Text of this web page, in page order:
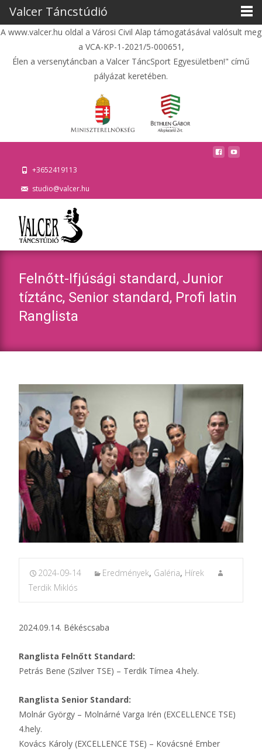
A www.valcer.hu oldal a Városi Civil Alap támogatásával valósult meg
a VCA-KP-1-2021/5-000651,
Élen a versenytáncban a Valcer TáncSport Egyesületben!" című
pályázat keretében.
+3652419113
studio@valcer.hu
Felnőtt-Ifjúsági standard, Junior
tíztánc, Senior standard, Profi latin
Ranglista
2024-09-14 Eredmények, Galéria, Hírek
Terdik Miklós
2024.09.14. Békéscsaba
Ranglista Felnőtt Standard:
Petrás Bene (Szilver TSE) – Terdik Tímea 4.hely.
Ranglista Senior Standard:
Molnár György – Molnárné Varga Irén (EXCELLENCE TSE)
4.hely.
Kovács Károly (EXCELLENCE TSE) – Kovácsné Ember
Valcer Táncstúdió